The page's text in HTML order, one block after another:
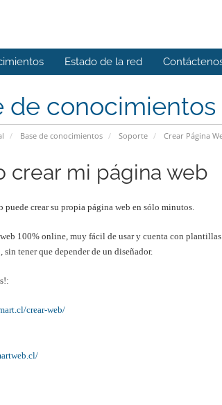
Estado de la red
de conocimientos
Base de conocimientos Soporte Crear Página
crear mi página web
puede crear su propia página web en sólo minutos.
100% online, muy fácil de usar y cuenta con
sin tener que depender de un diseñador.
crear-web/